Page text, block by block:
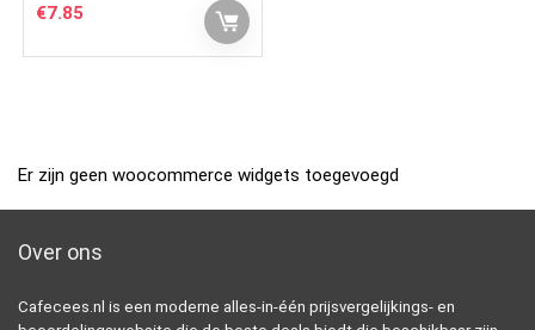
€7.85
Er zijn geen woocommerce widgets toegevoegd
Over ons
Cafecees.nl is een moderne alles-in-één prijsvergelijkings- en